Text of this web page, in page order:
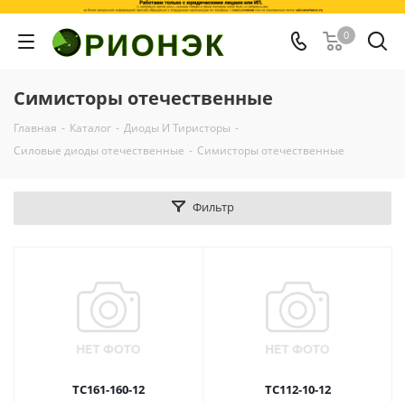
0
Симисторы отечественные
Главная - Каталог - Диоды И Тиристоры -
Силовые диоды отечественные - Симисторы отечественные
Фильтр
ТС161-160-12 ТС112-10-12